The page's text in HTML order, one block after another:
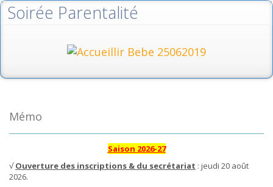
Soirée Parentalité
Mémo
Saison 2026-27
√Ouverture des inscriptions & du secrétariat : jeudi 20 août
2026.